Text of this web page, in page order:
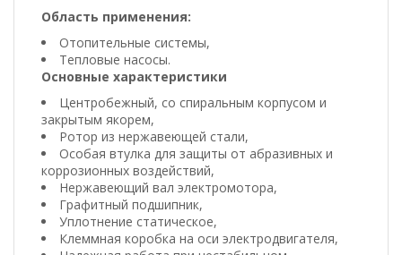
Область применения:
Отопительные системы,
Тепловые насосы.
Основные характеристики
Центробежный, со спиральным корпусом и
закрытым якорем,
Ротор из нержавеющей стали,
Особая втулка для защиты от абразивных и
коррозионных воздействий,
Нержавеющий вал электромотора,
Графитный подшипник,
Уплотнение статическое,
Клеммная коробка на оси электродвигателя,